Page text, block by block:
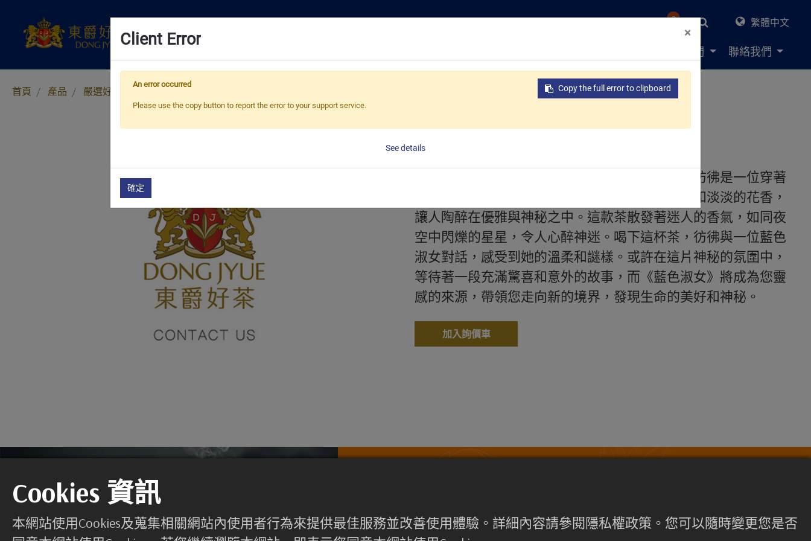
關於我們 聯絡我們
0 繁體中文
首頁 產品 嚴選好茶
藍色淑女
200克/罐，12罐/箱、450公克/包，10包/箱
《藍色淑女》是一款充滿優雅和神秘感的茶品，彷彿是一位穿著
輕盈裙裳的女士。每一口都彷彿帶來了柔和的風和淡淡的花香，
讓人陶醉在優雅與神秘之中。這款茶散發著迷人的香氣，如同夜
空中閃爍的星星，令人心醉神迷。喝下這杯茶，彷彿與一位藍色
淑女對話，感受到她的溫柔和謎樣。或許在這片神秘的氛圍中，
等待著一段充滿驚喜和意外的故事，而《藍色淑女》將成為您靈
感的來源，帶領您走向新的境界，發現生命的美好和神秘。
加入詢價車
加入 180-300cc 水。
Cookies 資訊
本網站使用Cookies及蒐集相關網站內使用者行為來提供最佳服務並改善使用體驗。詳細內容請參閱隱私權政策。您可以隨時變更您是否
Client Error ×
Copy the full error to clipboard
An error occurred
Please use the copy button to report the error to your support service.
See details
確定